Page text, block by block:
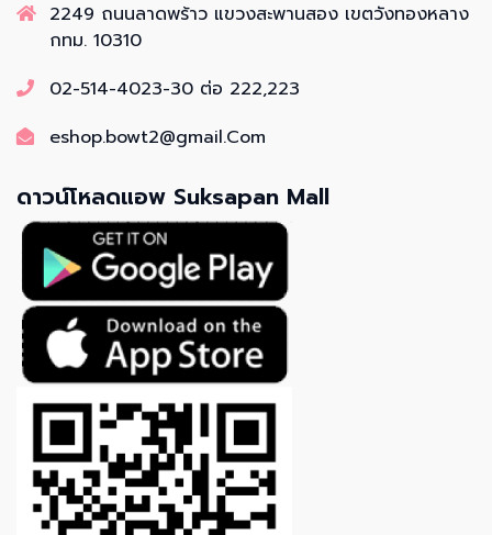
2249 ถนนลาดพร้าว แขวงสะพานสอง เขตวังทองหลาง
กทม. 10310
02-514-4023-30 ต่อ 222,223
eshop.bowt2@gmail.Com
ดาวน์โหลดแอพ Suksapan Mall